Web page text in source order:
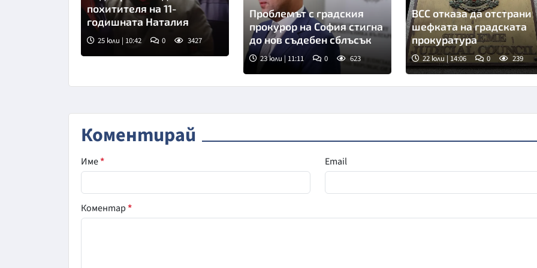
похитителя на 11-
годишната Наталия
25 юли | 10:42 0 3427
Снимка: БТА
Проблемът с градския
прокурор на София стигна
до нов съдебен сблъсък
23 юли | 11:11 0 623
Снимка: БТА
ВСС отказа да отстрани
шефката на градската
прокуратура
22 юли | 14:06 0 239
Коментирай
Име* Email
Коментар*